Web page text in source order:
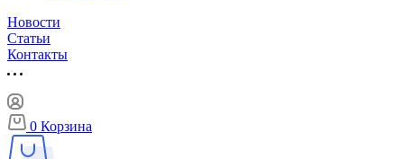
Новости
Статьи
Контакты
0 Корзина